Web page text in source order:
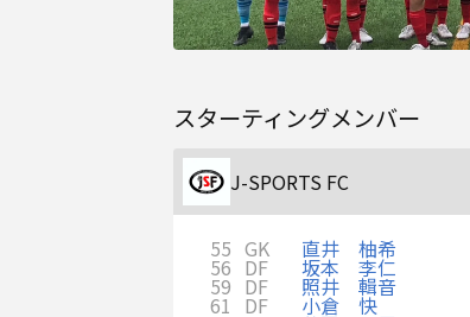
スターティングメンバー
J-SPORTS FC
55 GK 直井 柚希
56 DF 坂本 李仁
59 DF 照井 輯音
61 DF 小倉 快